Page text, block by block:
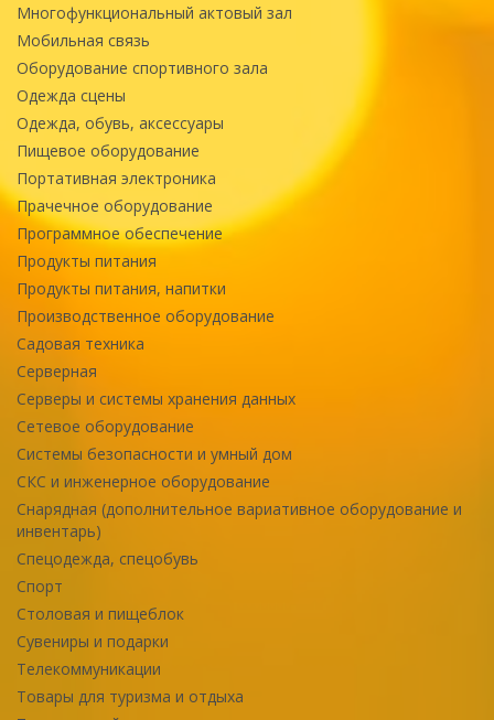
Многофункциональный актовый зал
Мобильная связь
Оборудование спортивного зала
Одежда сцены
Одежда, обувь, аксессуары
Пищевое оборудование
Портативная электроника
Прачечное оборудование
Программное обеспечение
Продукты питания
Продукты питания, напитки
Производственное оборудование
Садовая техника
Серверная
Серверы и системы хранения данных
Сетевое оборудование
Системы безопасности и умный дом
СКС и инженерное оборудование
Снарядная (дополнительное вариативное оборудование и
инвентарь)
Спецодежда, спецобувь
Спорт
Столовая и пищеблок
Сувениры и подарки
Телекоммуникации
Товары для туризма и отдыха